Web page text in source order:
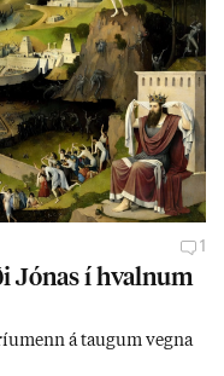
1
Jón­as í hvaln­um
á taug­um vegna